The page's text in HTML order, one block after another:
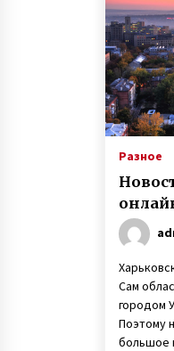
Разное
Сам
городом
Поэтому
большое